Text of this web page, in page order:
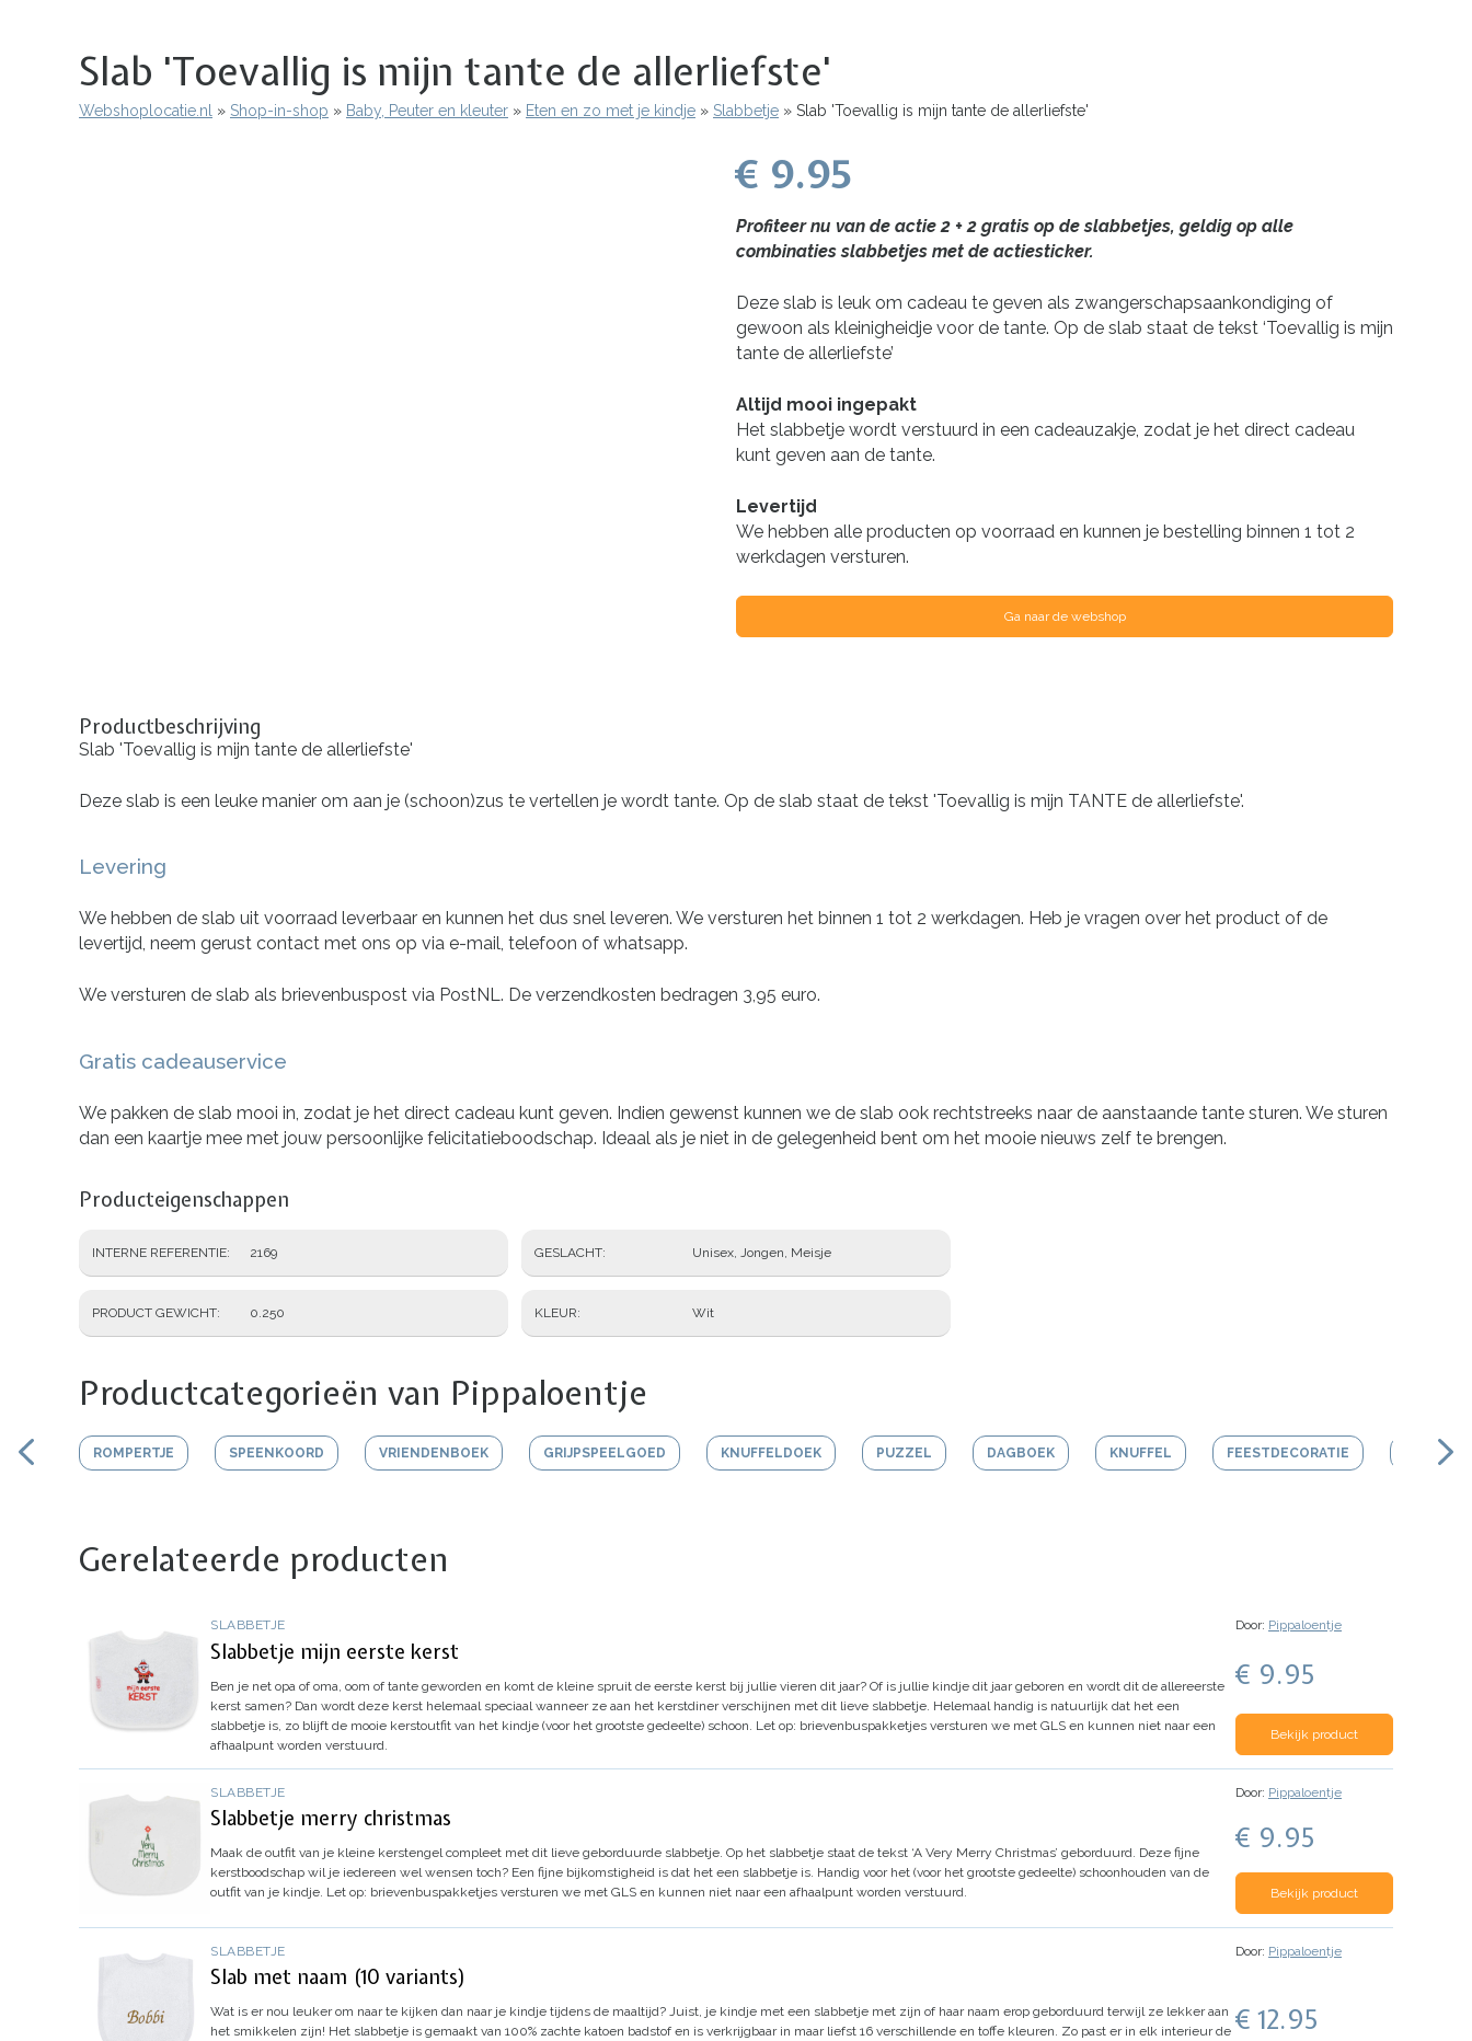
Slab 'Toevallig is mijn tante de allerliefste'
Kruimelpad
Webshoplocatie.nl Shop-in-shop Baby, Peuter en kleuter Eten en zo met je kindje Slabbetje Slab 'Toevallig is mijn tante de allerliefste'
€ 9.95
Profiteer nu van de actie 2 + 2 gratis op de slabbetjes, geldig op alle
combinaties slabbetjes met de actiesticker.
Deze slab is leuk om cadeau te geven als zwangerschapsaankondiging of
gewoon als kleinigheidje voor de tante. Op de slab staat de tekst ‘Toevallig is mijn
tante de allerliefste’
Altijd mooi ingepakt
Het slabbetje wordt verstuurd in een cadeauzakje, zodat je het direct cadeau
kunt geven aan de tante.
Levertijd
We hebben alle producten op voorraad en kunnen je bestelling binnen 1 tot 2
werkdagen versturen.
Ga naar de webshop
Productbeschrijving
Slab 'Toevallig is mijn tante de allerliefste'
Deze slab is een leuke manier om aan je (schoon)zus te vertellen je wordt tante. Op de slab staat de tekst 'Toevallig is mijn TANTE de allerliefste'.
Levering
We hebben de slab uit voorraad leverbaar en kunnen het dus snel leveren. We versturen het binnen 1 tot 2 werkdagen. Heb je vragen over het product of de
levertijd, neem gerust contact met ons op via e-mail, telefoon of whatsapp.
We versturen de slab als brievenbuspost via PostNL. De verzendkosten bedragen 3,95 euro.
Gratis cadeauservice
We pakken de slab mooi in, zodat je het direct cadeau kunt geven. Indien gewenst kunnen we de slab ook rechtstreeks naar de aanstaande tante sturen. We sturen
dan een kaartje mee met jouw persoonlijke felicitatieboodschap. Ideaal als je niet in de gelegenheid bent om het mooie nieuws zelf te brengen.
Producteigenschappen
INTERNE REFERENTIE 2169
PRODUCT GEWICHT 0.250
GESLACHT Unisex, Jongen, Meisje
KLEUR Wit
Productcategorieën van Pippaloentje
ROMPERTJE SPEENKOORD VRIENDENBOEK GRIJPSPEELGOED KNUFFELDOEK PUZZEL DAGBOEK KNUFFEL FEESTDECORATIE
Gerelateerde producten
SLABBETJE
Slabbetje mijn eerste kerst
Ben je net opa of oma, oom of tante geworden en komt de kleine spruit de eerste kerst bij jullie vieren dit jaar? Of is jullie kindje dit jaar geboren en wordt dit de allereerste
kerst samen? Dan wordt deze kerst helemaal speciaal wanneer ze aan het kerstdiner verschijnen met dit lieve slabbetje. Helemaal handig is natuurlijk dat het een
slabbetje is, zo blijft de mooie kerstoutfit van het kindje (voor het grootste gedeelte) schoon. Let op: brievenbuspakketjes versturen we met GLS en kunnen niet naar een
afhaalpunt worden verstuurd.
Door: Pippaloentje
€ 9.95
Bekijk product
SLABBETJE
Slabbetje merry christmas
Maak de outfit van je kleine kerstengel compleet met dit lieve geborduurde slabbetje. Op het slabbetje staat de tekst ‘A Very Merry Christmas’ geborduurd. Deze fijne
kerstboodschap wil je iedereen wel wensen toch? Een fijne bijkomstigheid is dat het een slabbetje is. Handig voor het (voor het grootste gedeelte) schoonhouden van de
outfit van je kindje. Let op: brievenbuspakketjes versturen we met GLS en kunnen niet naar een afhaalpunt worden verstuurd.
Door: Pippaloentje
€ 9.95
Bekijk product
SLABBETJE
Slab met naam (10 variants)
Wat is er nou leuker om naar te kijken dan naar je kindje tijdens de maaltijd? Juist, je kindje met een slabbetje met zijn of haar naam erop geborduurd terwijl ze lekker aan
het smikkelen zijn! Het slabbetje is gemaakt van 100% zachte katoen badstof en is verkrijgbaar in maar liefst 16 verschillende en toffe kleuren. Zo past er in elk interieur de
Door: Pippaloentje
€ 12.95